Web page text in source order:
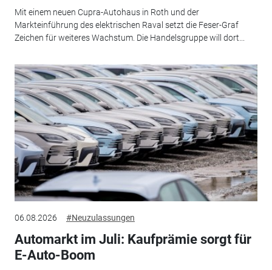
Mit einem neuen Cupra-Autohaus in Roth und der
Markteinführung des elektrischen Raval setzt die Feser-Graf
Zeichen für weiteres Wachstum. Die Handelsgruppe will dort...
06.08.2026 #Neuzulassungen
Automarkt im Juli: Kaufprämie sorgt für
E-Auto-Boom